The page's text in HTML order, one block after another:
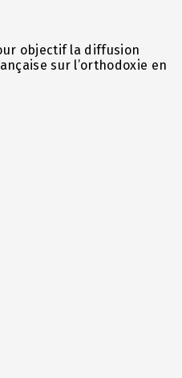
objectif la diffusion
sur l’orthodoxie en